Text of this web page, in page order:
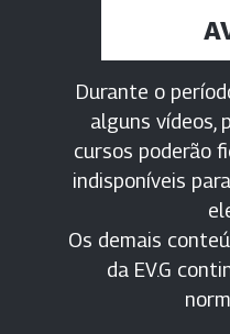
Durante o
alguns vídeos,
cursos poderão
indisponíveis
Os demais
da EV.G